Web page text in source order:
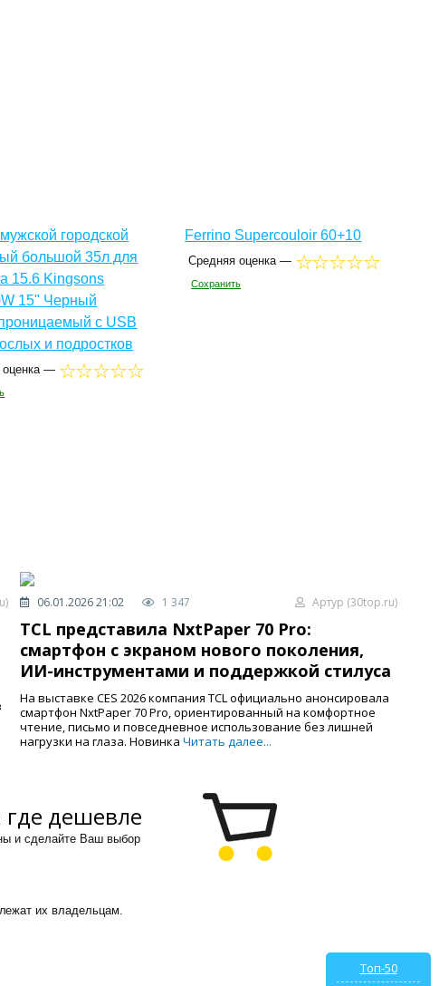
городской
большой 35л для
15.6 Kingsons
15" Черный
с USB
и подростков
оценка —
Ferrino Supercouloir 60+10
Средняя оценка —
Сохранить
06.01.2026 21:02 1 347 Артур (30top.ru)
TCL представила NxtPaper 70 Pro:
смартфон с экраном нового поколения,
ИИ-инструментами и поддержкой стилуса
На выставке CES 2026 компания TCL официально анонсировала
смартфон NxtPaper 70 Pro, ориентированный на комфортное
чтение, письмо и повседневное использование без лишней
нагрузки на глаза. Новинка Читать далее...
дешевле
и сделайте Ваш выбор
их владельцам.
Топ-50